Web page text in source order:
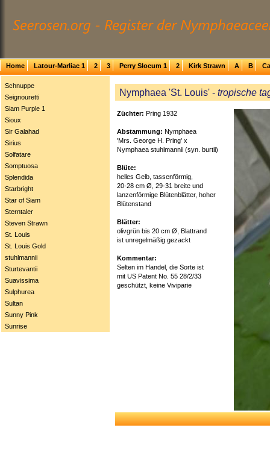
Home Latour-Marliac 1 2 3 Perry Slocum 1 2 Kirk Strawn A B
Nymphaea 'St. Louis' - tropische
Züchter: Pring 1932
Abstammung: Nymphaea
'Mrs. George H. Pring' x
Nymphaea stuhlmannii (syn. burtii)
Blüte:
helles Gelb, tassenförmig,
20-28 cm Ø, 29-31 breite und
lanzenförmige Blütenblätter, hoher
Blütenstand
Blätter:
olivgrün bis 20 cm Ø, Blattrand
ist unregelmäßig gezackt
Kommentar:
Selten im Handel, die Sorte ist
mit US Patent No. 55 28/2/33
geschützt, keine Viviparie
Schnuppe
Seignouretti
Siam Purple 1
Sioux
Sir Galahad
Sirius
Solfatare
Somptuosa
Splendida
Starbright
Star of Siam
Sterntaler
Steven Strawn
St. Louis
St. Louis Gold
stuhlmannii
Sturtevantii
Suavissima
Sulphurea
Sultan
Sunny Pink
Sunrise